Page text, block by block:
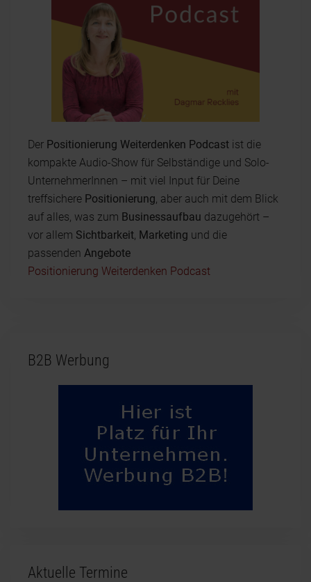
Der Positionierung Weiterdenken Podcast ist die
kompakte Audio-Show für Selbständige und Solo-
UnternehmerInnen – mit viel Input für Deine
treffsichere Positionierung , aber auch mit dem Blick
auf alles, was zum Businessaufbau dazugehört –
vor allem Sichtbarkeit Marketing und die
passenden Angebote
Positionierung Weiterdenken Podcast
B2B Werbung
Aktuelle Termine